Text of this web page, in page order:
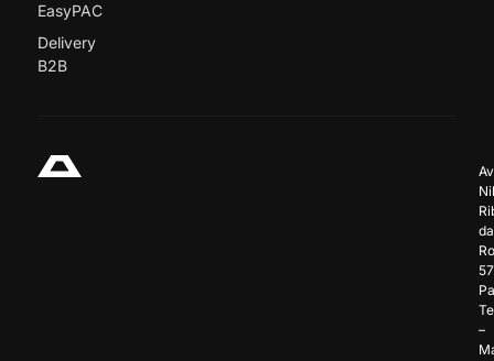
EasyPAC
Delivery
B2B
da
–